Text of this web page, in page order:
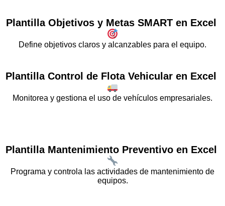
Plantilla Objetivos y Metas SMART en Excel
Define objetivos claros y alcanzables para el equipo.
Plantilla Control de Flota Vehicular en Excel
Monitorea y gestiona el uso de vehículos empresariales.
Plantilla Mantenimiento Preventivo en Excel
Programa y controla las actividades de mantenimiento de
equipos.